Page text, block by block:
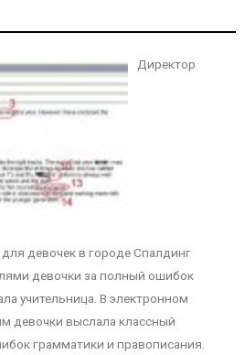
Директор
девочек в городе Спалдинг
девочки за полный ошибок
учительница. В электронном
девочки выслала классный
грамматики и правописания.